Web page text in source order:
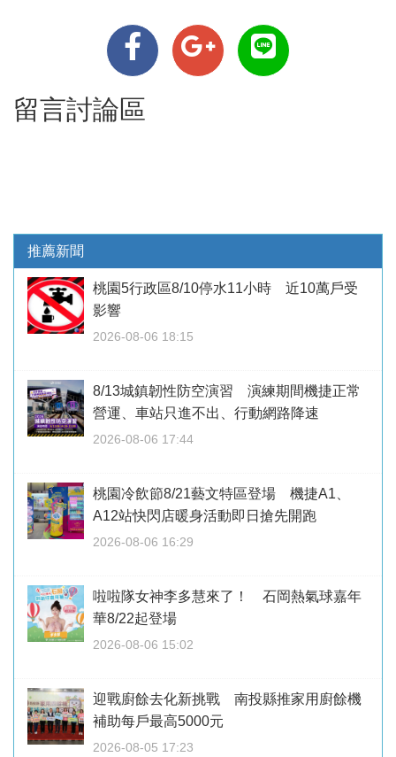
留言討論區
推薦新聞
桃園5行政區8/10停水11小時 近10萬戶受
影響
2026-08-06 18:15
8/13城鎮韌性防空演習 演練期間機捷正常
營運、車站只進不出、行動網路降速
2026-08-06 17:44
桃園冷飲節8/21藝文特區登場 機捷A1、
A12站快閃店暖身活動即日搶先開跑
2026-08-06 16:29
啦啦隊女神李多慧來了！ 石岡熱氣球嘉年
華8/22起登場
2026-08-06 15:02
迎戰廚餘去化新挑戰 南投縣推家用廚餘機
補助每戶最高5000元
2026-08-05 17:23